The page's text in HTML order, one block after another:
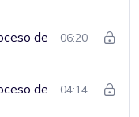
de
06:20
de
04:14